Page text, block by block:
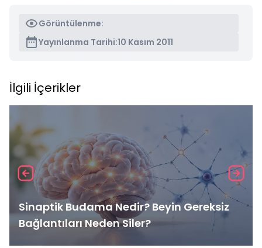
Görüntülenme:
Yayınlanma Tarihi:10 Kasım 2011
İlgili İçerikler
Sinaptik Budama Nedir? Beyin Gereksiz
Bağlantıları Neden Siler?